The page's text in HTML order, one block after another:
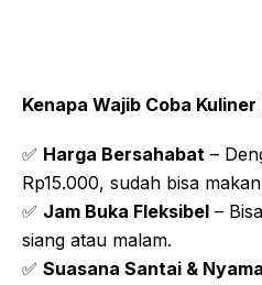
Kenapa Wajib Coba Kuliner
✅ Harga Bersahabat –
Rp15.000, sudah bisa
✅ Jam Buka Fleksibel –
siang atau malam.
✅ Suasana Santai &